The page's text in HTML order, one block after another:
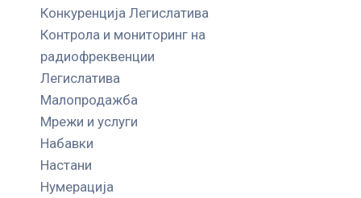
Конкуренција Легислатива
Контрола и мониторинг на
радиофреквенции
Легислатива
Малопродажба
Мрежи и услуги
Набавки
Настани
Нумерација